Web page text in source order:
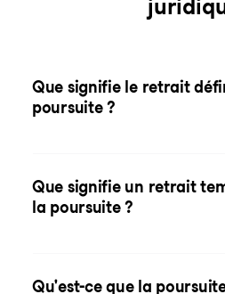
Que signifie le retrait
poursuite ?
Que signifie un retrait
la poursuite ?
Qu'est-ce que la